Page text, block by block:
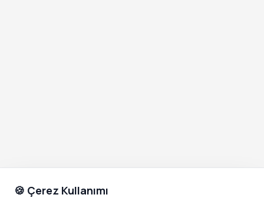
🍪 Çerez Kullanımı